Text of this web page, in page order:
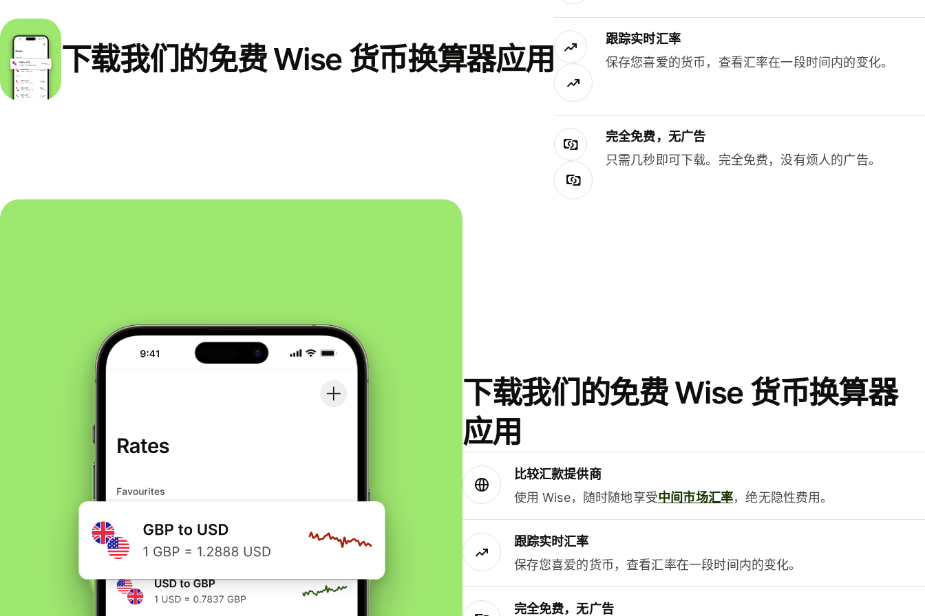
下载我们的免费 Wise 货币换算器应用
跟踪实时汇率
保存您喜爱的货币，查看汇率在一段时间内的变化。
完全免费，无广告
只需几秒即可下载。完全免费，没有烦人的广告。
下载我们的免费 Wise 货币换算器
应用
比较汇款提供商
使用 Wise，随时随地享受中间市场汇率，绝无隐性费用。
跟踪实时汇率
保存您喜爱的货币，查看汇率在一段时间内的变化。
完全免费，无广告